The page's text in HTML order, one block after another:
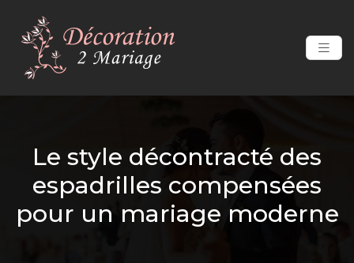
Le style décontracté des
espadrilles compensées
pour un mariage moderne